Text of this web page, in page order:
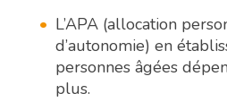
L’APA (allocation
d’autonomie) en
personnes âgées
plus.